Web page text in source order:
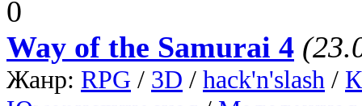
0
Way of the Samurai 4
Жанр: RPG / 3D / hack'n'slash /